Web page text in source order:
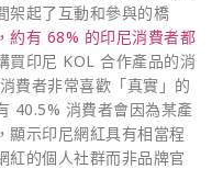
架起了互動和參與的橋
約有 68% 的印尼消費者都
買印尼 KOL 合作產品的消
費者非常喜歡「真實」的
40.5% 消費者會因為某產
顯示印尼網紅具有相當程
紅的個人社群而非品牌官